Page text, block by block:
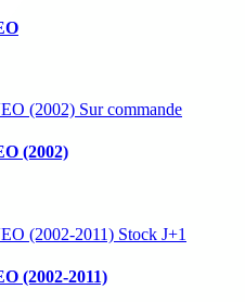
Sur commande
(2002)
Stock J+1
(2002-2011)